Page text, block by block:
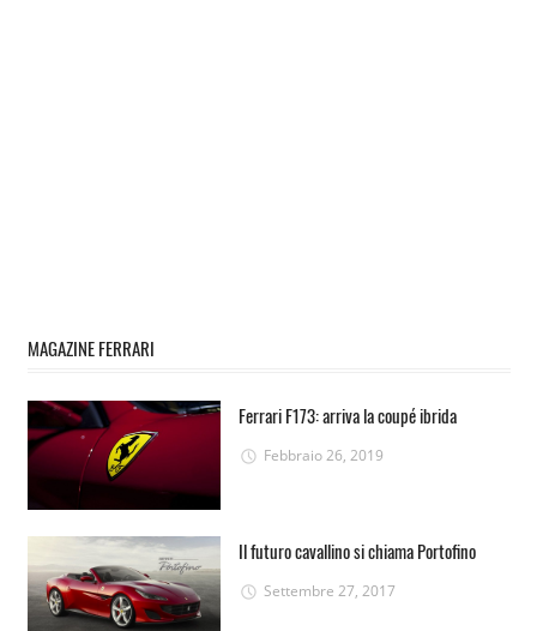
MAGAZINE FERRARI
Ferrari F173: arriva la coupé ibrida
Febbraio 26, 2019
Il futuro cavallino si chiama Portofino
Settembre 27, 2017